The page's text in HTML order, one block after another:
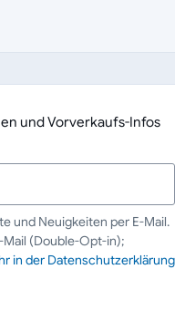
und Vorverkaufs-Infos
und Neuigkeiten per E-Mail.
(Double-Opt-in);
in der Datenschutzerklärung